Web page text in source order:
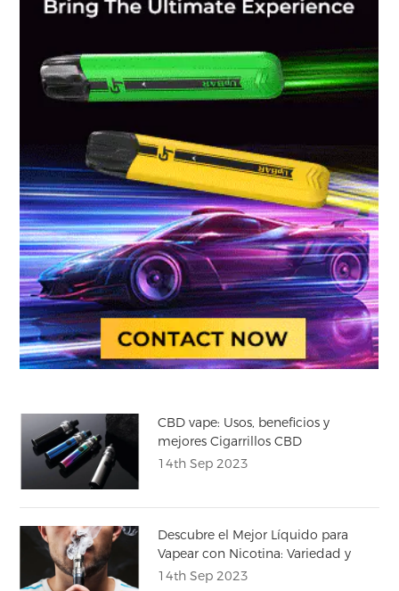
CBD vape: Usos, beneficios y
mejores Cigarrillos CBD
14th Sep 2023
Descubre el Mejor Líquido para
Vapear con Nicotina: Variedad y
Calidad
14th Sep 2023